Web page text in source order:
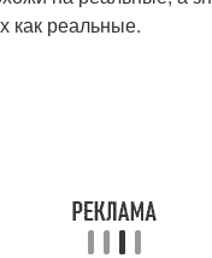
как реальные.